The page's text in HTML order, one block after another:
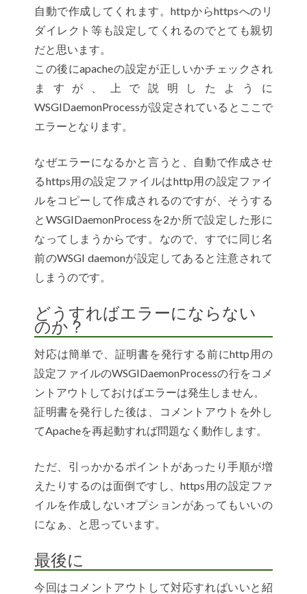
自動で作成してくれます。httpからhttpsへのリ
ダイレクト等も設定してくれるのでとても親切
だと思います。
この後にapacheの設定が正しいかチェックされ
ますが、上で説明したように
WSGIDaemonProcessが設定されているとここで
エラーとなります。
なぜエラーになるかと言うと、自動で作成させ
るhttps用の設定ファイルはhttp用の設定ファイ
ルをコピーして作成されるのですが、そうする
とWSGIDaemonProcessを2か所で設定した形に
なってしまうからです。なので、すでに同じ名
前のWSGI daemonが設定してあると注意されて
しまうのです。
どうすればエラーにならない
のか？
対応は簡単で、証明書を発行する前にhttp用の
設定ファイルのWSGIDaemonProcessの行をコメ
ントアウトしておけばエラーは発生しません。
証明書を発行した後は、コメントアウトを外し
てApacheを再起動すれば問題なく動作します。
ただ、引っかかるポイントがあったり手順が増
えたりするのは面倒ですし、https用の設定ファ
イルを作成しないオプションがあってもいいの
になぁ、と思っています。
最後に
今回はコメントアウトして対応すればいいと紹